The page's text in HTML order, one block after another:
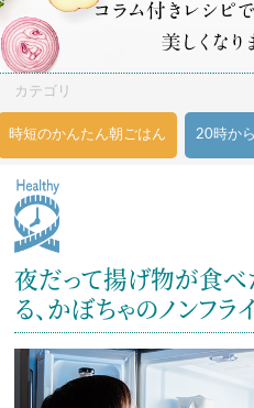
カテゴリ
時短のかんたん朝ごはん 20時か
夜だって揚げ物が食べ
る、かぼちゃのノンフラ